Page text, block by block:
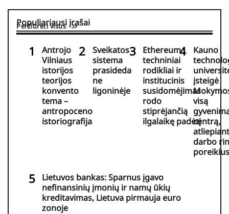
Populiariausi įrašai
Peržiūrėti visus
Antrojo
Vilniaus
istorijos
teorijos
konvento
tema –
antropoceno
istoriografija
Sveikatos
sistema
prasideda
ne
ligoninėje
Ethereum
techniniai
rodikliai ir
institucinis
susidomėjimas
rodo
stiprėjančią
ilgalaikę padėtį
Kauno
įsteigė
visą
centrą,
darbo
poreikius
Lietuvos bankas: Sparnus įgavo
nefinansinių įmonių ir namų ūkių
kreditavimas, Lietuva pirmauja euro
zonoje